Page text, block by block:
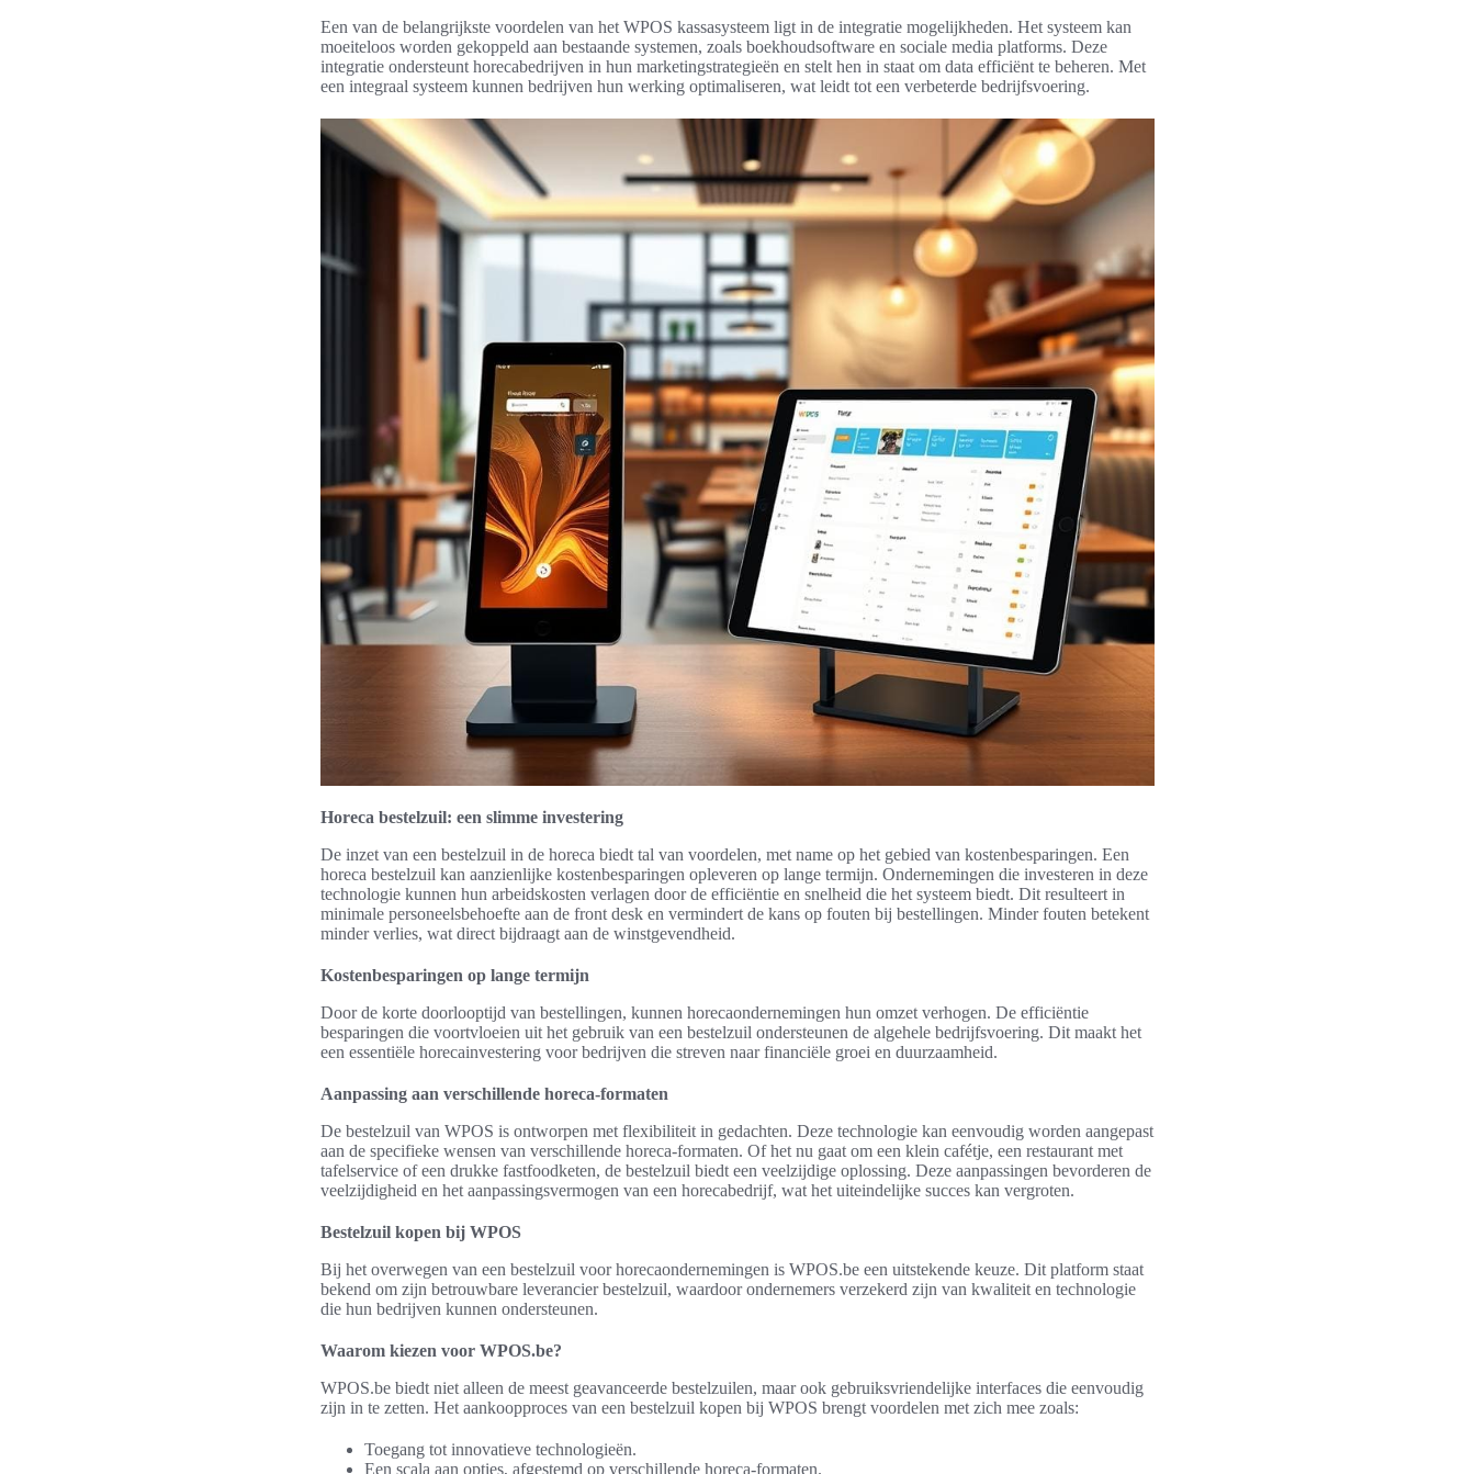
Een van de belangrijkste voordelen van het WPOS kassasysteem ligt in de integratie mogelijkheden. Het systeem kan
moeiteloos worden gekoppeld aan bestaande systemen, zoals boekhoudsoftware en sociale media platforms. Deze
integratie ondersteunt horecabedrijven in hun marketingstrategieën en stelt hen in staat om data efficiënt te beheren. Met
een integraal systeem kunnen bedrijven hun werking optimaliseren, wat leidt tot een verbeterde bedrijfsvoering.
Horeca bestelzuil: een slimme investering
De inzet van een bestelzuil in de horeca biedt tal van voordelen, met name op het gebied van kostenbesparingen. Een
horeca bestelzuil kan aanzienlijke kostenbesparingen opleveren op lange termijn. Ondernemingen die investeren in deze
technologie kunnen hun arbeidskosten verlagen door de efficiëntie en snelheid die het systeem biedt. Dit resulteert in
minimale personeelsbehoefte aan de front desk en vermindert de kans op fouten bij bestellingen. Minder fouten betekent
minder verlies, wat direct bijdraagt aan de winstgevendheid.
Kostenbesparingen op lange termijn
Door de korte doorlooptijd van bestellingen, kunnen horecaondernemingen hun omzet verhogen. De efficiëntie
besparingen die voortvloeien uit het gebruik van een bestelzuil ondersteunen de algehele bedrijfsvoering. Dit maakt het
een essentiële horecainvestering voor bedrijven die streven naar financiële groei en duurzaamheid.
Aanpassing aan verschillende horeca-formaten
De bestelzuil van WPOS is ontworpen met flexibiliteit in gedachten. Deze technologie kan eenvoudig worden aangepast
aan de specifieke wensen van verschillende horeca-formaten. Of het nu gaat om een klein cafétje, een restaurant met
tafelservice of een drukke fastfoodketen, de bestelzuil biedt een veelzijdige oplossing. Deze aanpassingen bevorderen de
veelzijdigheid en het aanpassingsvermogen van een horecabedrijf, wat het uiteindelijke succes kan vergroten.
Bestelzuil kopen bij WPOS
Bij het overwegen van een bestelzuil voor horecaondernemingen is WPOS.be een uitstekende keuze. Dit platform staat
bekend om zijn betrouwbare leverancier bestelzuil, waardoor ondernemers verzekerd zijn van kwaliteit en technologie
die hun bedrijven kunnen ondersteunen.
Waarom kiezen voor WPOS.be?
WPOS.be biedt niet alleen de meest geavanceerde bestelzuilen, maar ook gebruiksvriendelijke interfaces die eenvoudig
zijn in te zetten. Het aankoopproces van een bestelzuil kopen bij WPOS brengt voordelen met zich mee zoals:
Toegang tot innovatieve technologieën.
Een scala aan opties, afgestemd op verschillende horeca-formaten.